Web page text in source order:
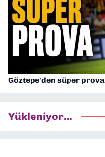
Göztepe'den süper prova
Yükleniyor...